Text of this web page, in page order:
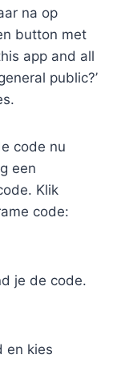
na op
button met
app and all
public?’
code nu
een
Klik
code:
je de code.
en kies